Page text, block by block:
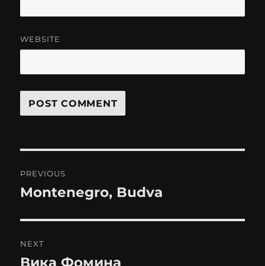
WEBSITE
navigation
PREVIOUS
Previous
Montenegro, Budva
NEXT
Next
Вика Фомина